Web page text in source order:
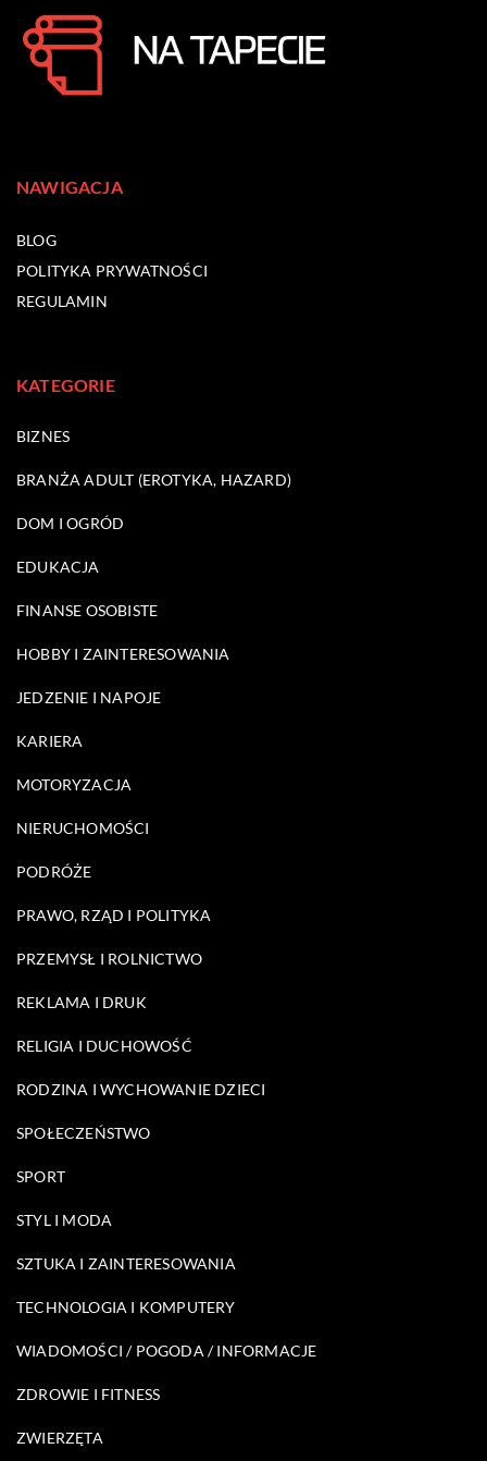
NAWIGACJA
BLOG
POLITYKA PRYWATNOŚCI
REGULAMIN
KATEGORIE
BIZNES
BRANŻA ADULT (EROTYKA, HAZARD)
DOM I OGRÓD
EDUKACJA
FINANSE OSOBISTE
HOBBY I ZAINTERESOWANIA
JEDZENIE I NAPOJE
KARIERA
MOTORYZACJA
NIERUCHOMOŚCI
PODRÓŻE
PRAWO, RZĄD I POLITYKA
PRZEMYSŁ I ROLNICTWO
REKLAMA I DRUK
RELIGIA I DUCHOWOŚĆ
RODZINA I WYCHOWANIE DZIECI
SPOŁECZEŃSTWO
SPORT
STYL I MODA
SZTUKA I ZAINTERESOWANIA
TECHNOLOGIA I KOMPUTERY
WIADOMOŚCI / POGODA / INFORMACJE
ZDROWIE I FITNESS
ZWIERZĘTA